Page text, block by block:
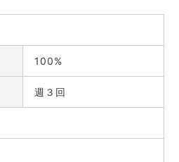
100%
週３回